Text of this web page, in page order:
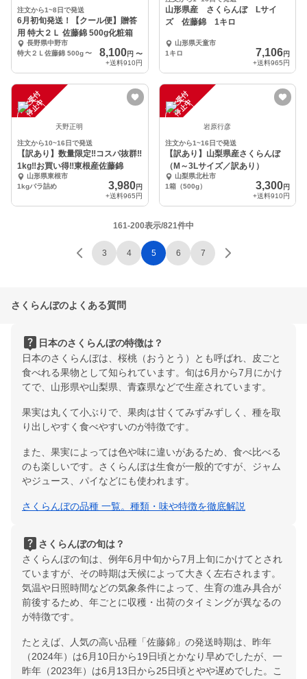
注文から1~8日で発送
6月初旬発送！【クール便】贈答
用 特大２Ｌ 佐藤錦 500g化粧箱
長野県中野市
特大２Ｌ佐藤錦 500g〜 8,100円 〜
+送料910円
山形県産 さくらんぼ Lサイ
ズ 佐藤錦 1キロ
山形県天童市
1キロ
7,106円
+送料965円
注
文
受
付
停
止
中
天野正明
注文から10~16日で発送
【訳あり】数量限定‼︎コスパ抜群‼︎
1kg‼︎お買い得‼︎東根産佐藤錦
山形県東根市
1kgバラ詰め
3,980円
+送料965円
注
文
受
付
停
止
中
岩原行彦
注文から1~16日で発送
【訳あり】山梨県産さくらんぼ
（M～3Lサイズ／訳あり）
山梨県北杜市
1箱（500g）
3,300円
+送料910円
161-200表示/821件中
3 4 5 6 7
さくらんぼのよくある質問
live_help 日本のさくらんぼの特徴は？
日本のさくらんぼは、桜桃（おうとう）とも呼ばれ、皮ごと
食べれる果物として知られています。旬は6月から7月にかけ
てで、山形県や山梨県、青森県などで生産されています。
果実は丸くて小ぶりで、果肉は甘くてみずみずしく、種を取
り出しやすく食べやすいのが特徴です。
また、果実によっては色や味に違いがあるため、食べ比べる
のも楽しいです。さくらんぼは生食が一般的ですが、ジャム
やジュース、パイなどにも使われます。
さくらんぼの品種 一覧。種類・味や特徴を徹底解説
live_help さくらんぼの旬は？
さくらんぼの旬は、例年6月中旬から7月上旬にかけてとされ
ていますが、その時期は天候によって大きく左右されます。
気温や日照時間などの気象条件によって、生育の進み具合が
前後するため、年ごとに収穫・出荷のタイミングが異なるの
が特徴です。
たとえば、人気の高い品種「佐藤錦」の発送時期は、昨年
（2024年）は6月10日から19日頃とかなり早めでしたが、一
昨年（2023年）は6月13日から25日頃とやや遅めでした。こ